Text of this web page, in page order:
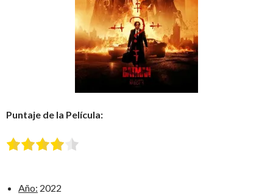
Puntaje de la Película:
Año: 2022